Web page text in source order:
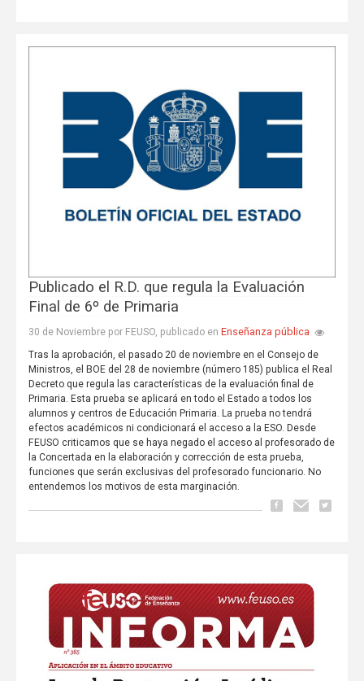
Publicado el R.D. que regula la Evaluación
Final de 6º de Primaria
30 de Noviembre por FEUSO, publicado en Enseñanza pública
Tras la aprobación, el pasado 20 de noviembre en el Consejo de
Ministros, el BOE del 28 de noviembre (número 185) publica el Real
Decreto que regula las características de la evaluación final de
Primaria. Esta prueba se aplicará en todo el Estado a todos los
alumnos y centros de Educación Primaria. La prueba no tendrá
efectos académicos ni condicionará el acceso a la ESO. Desde
FEUSO criticamos que se haya negado el acceso al profesorado de
la Concertada en la elaboración y corrección de esta prueba,
funciones que serán exclusivas del profesorado funcionario. No
entendemos los motivos de esta marginación.